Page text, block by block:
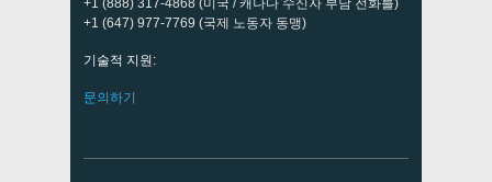
+1 (888) 317-4868 (미국 / 캐나다 수신자 부담 전화를)
+1 (647) 977-7769 (국제 노동자 동맹)
기술적 지원:
문의하기